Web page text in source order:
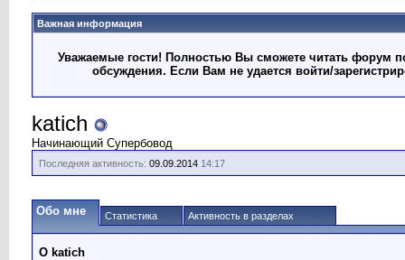
Важная информация
Уважаемые гости! Полностью Вы сможете читать форум
обсуждения. Если Вам не удается войти/
katich
Начинающий Супербовод
Последняя активность: 09.09.2014 14:17
Обо мне Статистика Активность в разделах
О katich